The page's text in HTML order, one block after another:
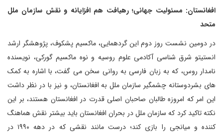
افغانستان: مسئولیت جهانی؛ رهیافت هم افزایانه و نقش سازمان ملل
متحد
در دومین نشست روز دوم این گردهمایی، ماکسیم پشکوف، پژوهشگر ارشد
انستیتو شرق شناسی آکادمی علوم روسیه و نوه ماکسیم گورکی، نویسنده
نامدار روس، که به زبان فارسی به روانی سخن می گفت، با اشاره به کمک
های بشردوستانه چشمگیر سازمان ملل به افغانستان، و نیز با در نظر داشت
این امر که امروزه طالبان صاحبان اصلی قدرت در افغانستان هستند، بر این
نکته تاکید کرد که سازمان ملل در بحران افغانستان باید بیشتر نقش هماهنگ
کننده و میانجی را بازی کند؛ درست مانند نقشی که در دهه ۱۹۹۰ در